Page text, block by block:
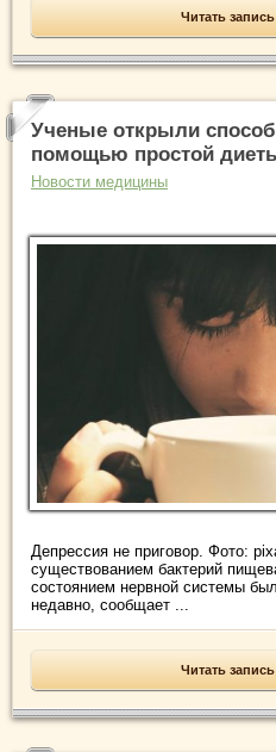
Читать
Ученые открыли
помощью простой
Новости медицины
Депрессия не приговор. Фото:
существованием бактерий
состоянием нервной системы
недавно, сообщает ...
Читать